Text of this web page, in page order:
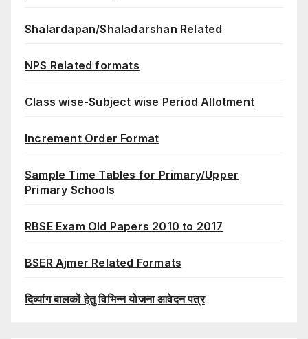
Shalardapan/Shaladarshan Related
NPS Related formats
Class wise-Subject wise Period Allotment
Increment Order Format
Sample Time Tables for Primary/Upper
Primary Schools
RBSE Exam Old Papers 2010 to 2017
BSER Ajmer Related Formats
दिव्यांग बालकों हेतु विभिन्न योजना आवेदन पत्र